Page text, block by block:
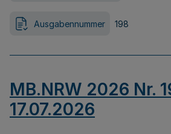
Ausgabennummer 198
MB.NRW 2026 Nr.
17.07.2026